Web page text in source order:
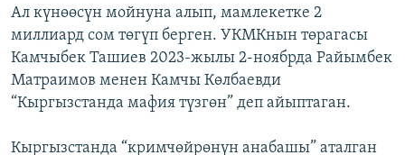
Ал күнөөсүн мойнуна алып, мамлекетке 2
миллиард сом төгүп берген. УКМКнын төрагасы
Камчыбек Ташиев 2023-жылы 2-ноябрда Райымбек
Матраимов менен Камчы Көлбаевди
“Кыргызстанда мафия түзгөн” деп айыптаган.
Кыргызстанда “кримчөйрөнүн анабашы” аталган